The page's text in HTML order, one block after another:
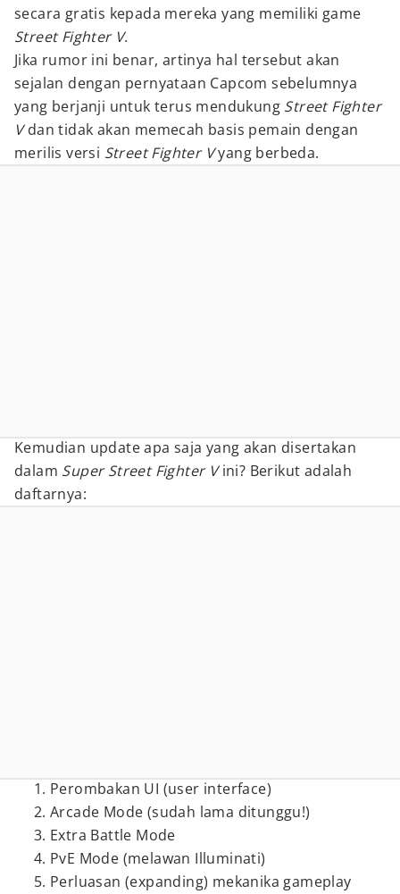
secara gratis kepada mereka yang memiliki game
Street Fighter V.
Jika rumor ini benar, artinya hal tersebut akan
sejalan dengan pernyataan Capcom sebelumnya
yang berjanji untuk terus mendukung Street Fighter
Vdan tidak akan memecah basis pemain dengan
merilis versi Street Fighter Vyang berbeda.
Kemudian update apa saja yang akan disertakan
dalam Super Street Fighter Vini? Berikut adalah
daftarnya:
Perombakan UI (user interface)
Arcade Mode (sudah lama ditunggu!)
Extra Battle Mode
PvE Mode (melawan Illuminati)
Perluasan (expanding) mekanika gameplay